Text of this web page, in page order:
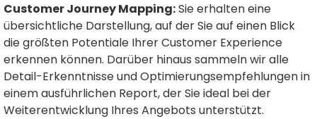
Customer Journey Mapping:Sie erhalten eine
übersichtliche Darstellung, auf der Sie auf einen Blick
die größten Potentiale Ihrer Customer Experience
erkennen können. Darüber hinaus sammeln wir alle
Detail-Erkenntnisse und Optimierungsempfehlungen in
einem ausführlichen Report, der Sie ideal bei der
Weiterentwicklung Ihres Angebots unterstützt.